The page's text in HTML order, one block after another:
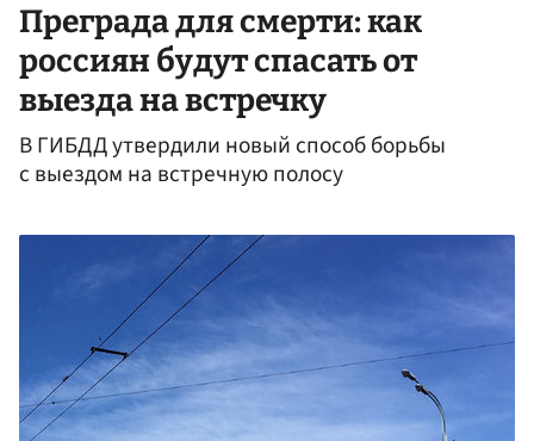
Преграда для смерти: как
россиян будут спасать от
выезда на встречку
В ГИБДД утвердили новый способ борьбы
с выездом на встречную полосу